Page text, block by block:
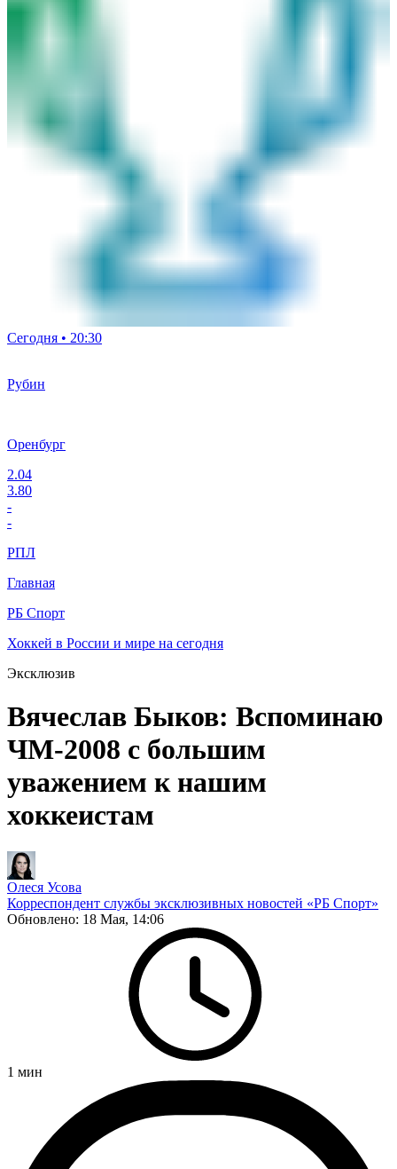
Сегодня • 20:30
Рубин
Оренбург
2.04
3.80
-
-
РПЛ
Главная
РБ Спорт
Хоккей в России и мире на сегодня
Эксклюзив
Вячеслав Быков: Вспоминаю
ЧМ-2008 с большим
уважением к нашим
хоккеистам
Олеся Усова
Корреспондент службы эксклюзивных новостей «РБ Спорт»
Обновлено: 18 Мая, 14:06
1 мин